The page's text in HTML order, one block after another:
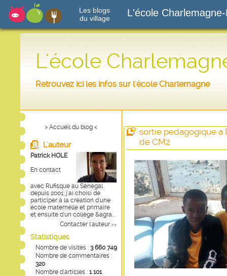
Les blogs
du village
L'école
L'école
Retrouvez ici les infos sur l'école Charlemagne
> Accueil du blog <
L'auteur
Patrick HOLE
En contact
avec Rufisque au Sénégal
depuis 2001, j'ai choisi de
participer à la création d'une
école maternelle et primaire
et ensuite d'un collège &agra...
Contacter l'auteur >>
Statistiques
Nombre de visites : 3 660 749
Nombre de commentaires :
320
Nombre d'articles : 1 101
sortie pedagogique a
de CM2